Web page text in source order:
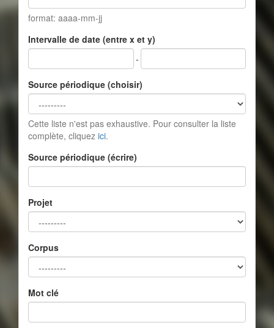
format: aaaa-mm-jj
Intervalle de date (entre x et y)
-
Source périodique (choisir)
Cette liste n'est pas exhaustive. Pour consulter la liste
complète, cliquez ici.
Source périodique (écrire)
Projet
Corpus
Mot clé